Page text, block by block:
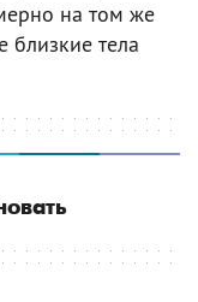
на том же
близкие тела